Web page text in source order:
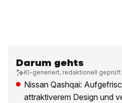
Darum gehts
KI-generiert, redaktionell geprüft
Nissan Qashqai:
attraktiverem Design und